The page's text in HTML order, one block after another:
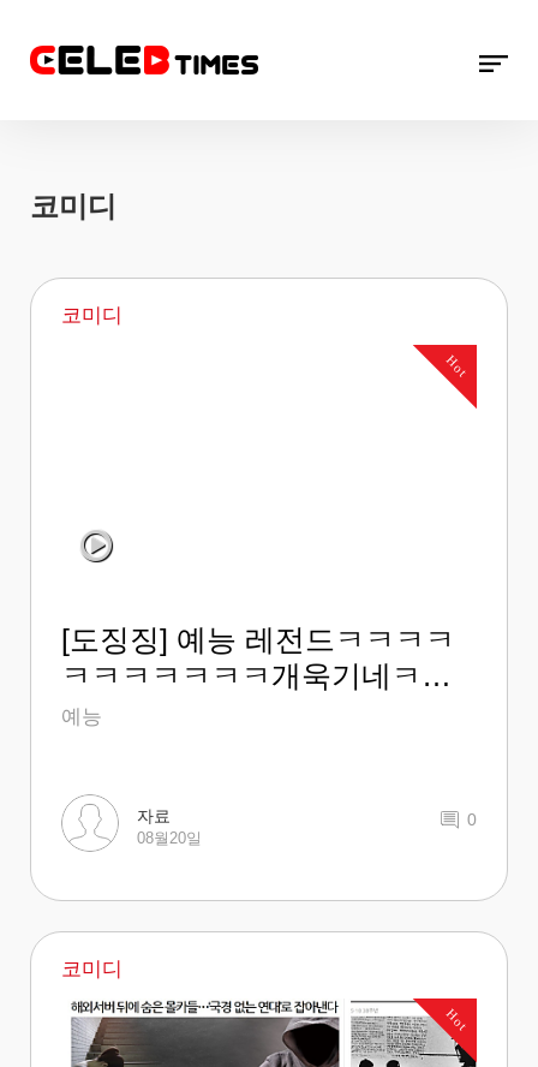
코미디
코미디
Hot
[도징징] 예능 레전드ㅋㅋㅋㅋ
ㅋㅋㅋㅋㅋㅋㅋ개욱기네ㅋㅋ
ㅋㅋㅋ
예능
자료
08월20일
0
코미디
Hot